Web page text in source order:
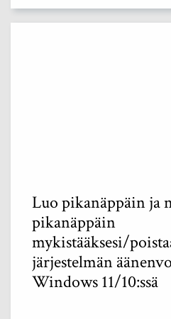
Luo pikanäppäin ja
pikanäppäin
mykistääksesi/
järjestelmän
Windows 11/10:ssä